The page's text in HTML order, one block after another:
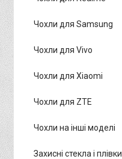
Чохли для Samsung
Чохли для Vivo
Чохли для Xiaomi
Чохли для ZTE
Чохли на інші моделі
Захисні стекла і плівки